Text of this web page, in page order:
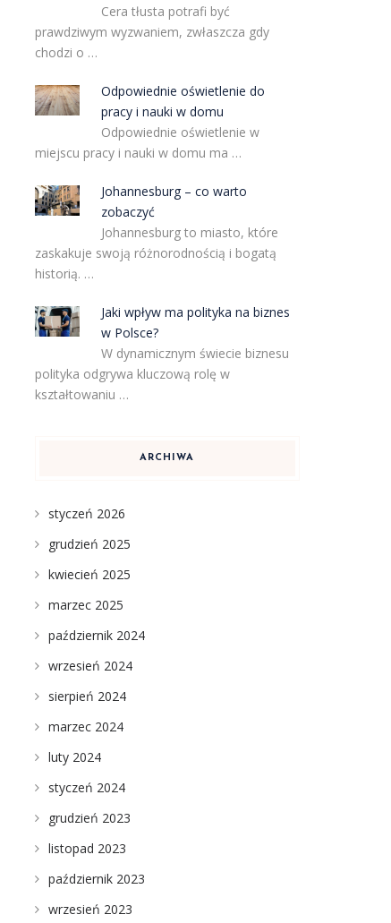
Cera tłusta potrafi być
prawdziwym wyzwaniem, zwłaszcza gdy
chodzi o …
Odpowiednie oświetlenie do
pracy i nauki w domu
Odpowiednie oświetlenie w
miejscu pracy i nauki w domu ma …
Johannesburg – co warto
zobaczyć
Johannesburg to miasto, które
zaskakuje swoją różnorodnością i bogatą
historią. …
Jaki wpływ ma polityka na biznes
w Polsce?
W dynamicznym świecie biznesu
polityka odgrywa kluczową rolę w
kształtowaniu …
ARCHIWA
styczeń 2026
grudzień 2025
kwiecień 2025
marzec 2025
październik 2024
wrzesień 2024
sierpień 2024
marzec 2024
luty 2024
styczeń 2024
grudzień 2023
listopad 2023
październik 2023
wrzesień 2023